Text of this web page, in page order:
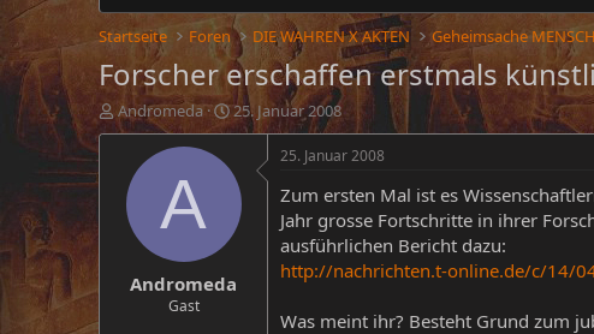
Startseite Foren DIE WAHREN X AKTEN Geheimsache
Forscher erschaffen erstmals
E
r
Andromeda
E
r
t
e
l
a
25. Januar 2008
A
Andromeda
Gast
25. Januar 2008
Zum ersten Mal ist es
Jahr grosse Fortschritte in ihrer
ausführlichen Bericht dazu:
http://nachrichten.t-online.de/c/14/
Was meint ihr? Besteht Grund zum